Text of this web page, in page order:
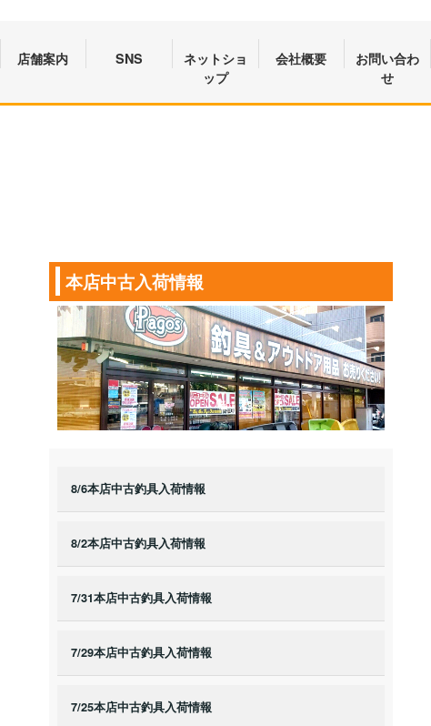
店舗案内 SNS
ネットショ
ップ
会社概要
お問い合わ
せ
本店中古入荷情報
8/6本店中古釣具入荷情報
8/2本店中古釣具入荷情報
7/31本店中古釣具入荷情報
7/29本店中古釣具入荷情報
7/25本店中古釣具入荷情報